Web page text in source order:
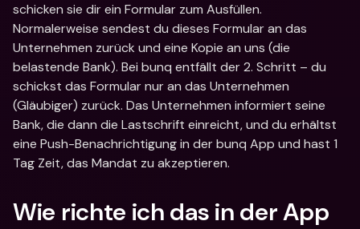
schicken sie dir ein Formular zum Ausfüllen.
Normalerweise sendest du dieses Formular an das
Unternehmen zurück und eine Kopie an uns (die
belastende Bank). Bei bunq entfällt der 2. Schritt – du
schickst das Formular nur an das Unternehmen
(Gläubiger) zurück. Das Unternehmen informiert seine
Bank, die dann die Lastschrift einreicht, und du erhältst
eine Push-Benachrichtigung in der bunq App und hast 1
Tag Zeit, das Mandat zu akzeptieren.
Wie richte ich das in der App